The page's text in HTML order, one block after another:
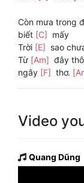
Còn mưa trong
biết [C] mấy
Trời [E] sao
Từ [Am] đây
ngây [F] thơ.
Video
Quang Dũng